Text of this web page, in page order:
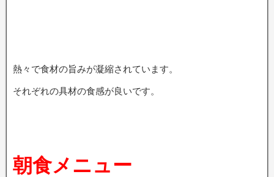
熱々で食材の旨みが凝縮されています。
それぞれの具材の食感が良いです。
朝食メニュー